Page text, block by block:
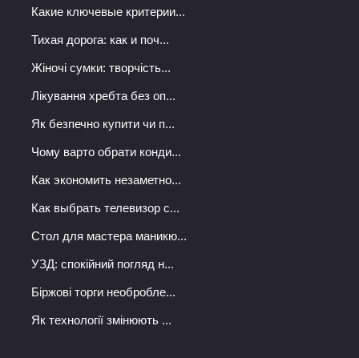
Какие ключевые критерии...
Тихая дорога: как и поч...
Жіночі сумки: творчість...
Лікування хребта без оп...
Як безпечно купити чи п...
Чому варто обрати конди...
Как экономить незаметно...
Как выбрать телевизор с...
Стол для мастера маникю...
УЗД: спокійний погляд н...
Біржові торги необробле...
Як технології змінюють ...